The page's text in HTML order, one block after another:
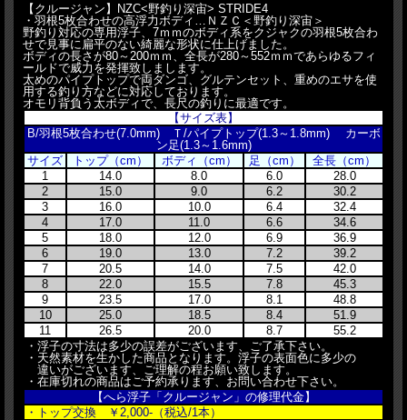
【クルージャン】NZC<野釣り深宙> STRIDE4
・羽根5枚合わせの高浮力ボディ…ＮＺＣ＜野釣り深宙＞
野釣り対応の専用浮子、7ｍｍのボディ系をクジャクの羽根5枚合わ
せで見事に扁平のない綺麗な形状に仕上げました。
ボディの長さが80～200ｍｍ、全長が280～552ｍｍであらゆるフィ
ールドで威力を発揮致しまします。
太めのパイプトップで両ダンゴ、グルテンセット、重めのエサを使
用する釣り方などに対応しております。
オモリ背負う太ボディで、長尺の釣りに最適です。
【サイズ表】
B/羽根5枚合わせ(7.0mm) Ｔ/パイプトップ(1.3～1.8mm) カーボ
ン足(1.3～1.6mm)
サイズ
トップ（cm） ボディ（cm） 足（cm）
全長（cm）
1
14.0 8.0 6.0
28.0
2
15.0 9.0 6.2
30.2
3
16.0 10.0 6.4
32.4
4
17.0 11.0 6.6
34.6
5
18.0 12.0 6.9
36.9
6
19.0 13.0 7.2
39.2
7
20.5 14.0 7.5
42.0
8
22.0 15.5 7.8
45.3
9
23.5 17.0 8.1
48.8
10
25.0 18.5 8.4
51.9
11
26.5 20.0 8.7
55.2
・浮子の寸法は多少の誤差がございます、ご了承下さい。
・天然素材を生かした商品となります。浮子の表面色に多少の
違いがございます、ご理解の程お願い致します。
・在庫切れの商品はご予約承ります、お問い合わせ下さい。
【へら浮子「クルージャン」の修理代金】
・トップ交換 ￥2,000-（税込/1本）